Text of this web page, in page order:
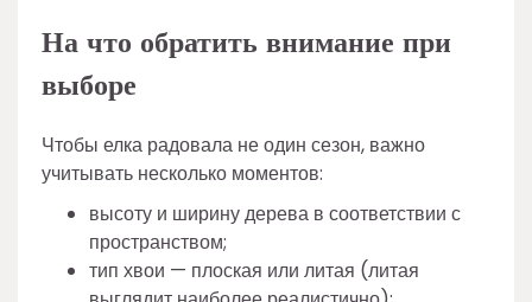
На что обратить внимание при
выборе
Чтобы елка радовала не один сезон, важно
учитывать несколько моментов:
высоту и ширину дерева в соответствии с
пространством;
тип хвои — плоская или литая (литая